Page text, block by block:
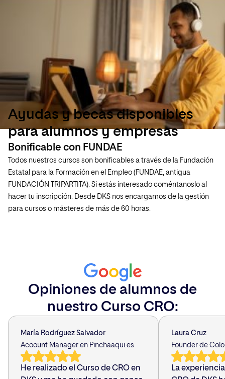
Ayudas y becas disponibles
para alumnos y empresas
Bonificable con FUNDAE
Todos nuestros cursos son bonificables a través de la Fundación
Estatal para la Formación en el Empleo (FUNDAE, antigua
FUNDACIÓN TRIPARTITA). Si estás interesado coméntanoslo al
hacer tu inscripción. Desde DKS nos encargamos de la gestión
para cursos o másteres de más de 60 horas.
Opiniones de alumnos de
nuestro Curso CRO:
María Rodríguez Salvador
Acoount Manager en Pinchaaqui.es
He realizado el Curso de CRO en
Laura Cruz
Founder de
La